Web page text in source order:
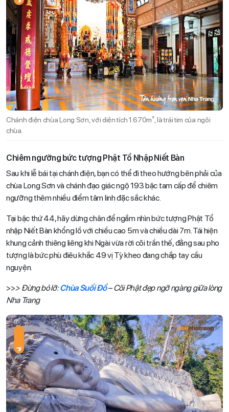
Chánh điện chùa Long Sơn, với diện tích 1.670m², là trái tim của ngôi
chùa.
Chiêm ngưỡng bức tượng Phật Tổ Nhập Niết Bàn
Sau khi lễ bái tại chánh điện, bạn có thể đi theo hướng bên phải của
chùa Long Sơn và chánh đạo giác ngộ 193 bậc tam cấp để chiêm
ngưỡng thêm nhiều điểm tâm linh đặc sắc khác.
Tại bậc thứ 44, hãy dừng chân để ngắm nhìn bức tượng Phật Tổ
nhập Niết Bàn khổng lồ với chiều cao 5m và chiều dài 7m. Tái hiện
khung cảnh thiêng liêng khi Ngài vừa rời cõi trần thế, đằng sau pho
tượng là bức phù điêu khắc 49 vị Tỳ kheo đang chắp tay cầu
nguyện.
>>> Đừng bỏ lỡ:Chùa Suối Đổ– Cõi Phật đẹp ngỡ ngàng giữa lòng
Nha Trang